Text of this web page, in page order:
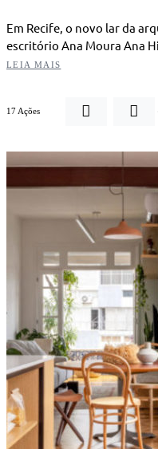
Em Recife, o novo lar da
escritório Ana Moura Ana
LEIA MAIS
17 Ações